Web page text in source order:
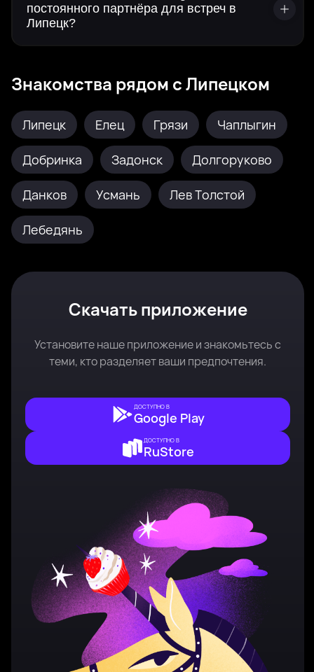
постоянного партнёра для встреч в
Липецк?
Знакомства рядом с Липецком
Липецк Елец Грязи Чаплыгин
Добринка Задонск Долгоруково
Данков Усмань Лев Толстой
Лебедянь
Скачать приложение
Установите наше приложение и знакомьтесь с
теми, кто разделяет ваши предпочтения.
ДОСТУПНО В
Google Play
ДОСТУПНО В
RuStore